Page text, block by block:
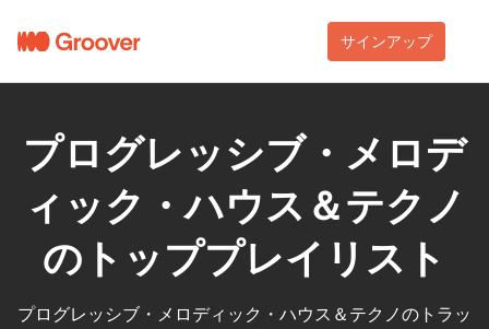
サインアップ
プログレッシブ・メロデ
ィック・ハウス＆テクノ
のトッププレイリスト
プログレッシブ・メロディック・ハウス＆テクノのトラッ